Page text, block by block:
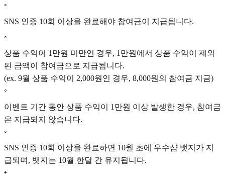
◦
SNS 인증 10회 이상을 완료해야 참여금이 지급됩니다.
◦
상품 수익이 1만원 미만인 경우, 1만원에서 상품 수익이 제외
된 금액이 참여금으로 지급됩니다.
(ex. 9월 상품 수익이 2,000원인 경우, 8,000원의 참여금 지금)
◦
이벤트 기간 동안 상품 수익이 1만원 이상 발생한 경우, 참여금
은 지급되지 않습니다.
◦
SNS 인증 10회 이상을 완료하면 10월 초에 우수샵 뱃지가 지
급되며, 뱃지는 10월 한달 간 유지됩니다.
•